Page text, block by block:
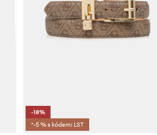
-18%
*-5 % s kódem: LST